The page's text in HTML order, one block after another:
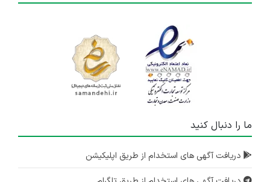
ما را دنبال کنید
دریافت آگهی های استخدام از طریق اپلیکیشن